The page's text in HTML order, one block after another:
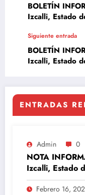
BOLETÍN
Izcalli, Estado
Siguiente entrada
BOLETÍN
Izcalli, Estado
ENTRADAS
Admin 0
NOTA
Izcalli, Estado
del 2024
Febrero 16,